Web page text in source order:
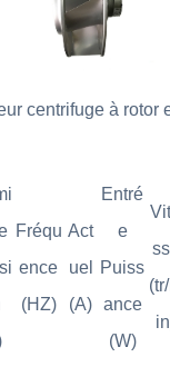
centrifuge à rotor
Fréqu
ence
(HZ)
Act
uel
(A)
Entré
e
Puiss
ance
(W)